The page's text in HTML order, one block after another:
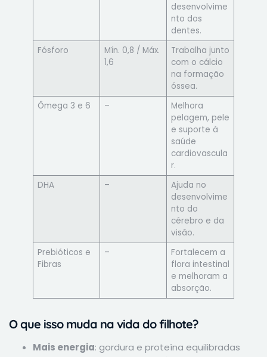
desenvolvime
nto dos
dentes.
Fósforo
Mín. 0,8 / Máx.
1,6
Trabalha junto
com o cálcio
na formação
óssea.
Ômega 3 e 6
–
Melhora
pelagem, pele
e suporte à
saúde
cardiovascula
r.
DHA
–
Ajuda no
desenvolvime
nto do
cérebro e da
visão.
Prebióticos e
Fibras
–
Fortalecem a
flora intestinal
e melhoram a
absorção.
O que isso muda na vida do filhote?
Mais energia: gordura e proteína equilibradas